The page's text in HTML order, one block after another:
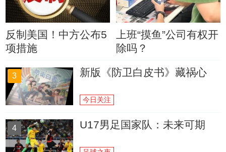
反制美国！中方公布5
项措施
上班“摸鱼”公司有权开
除吗？
3 新版《防卫白皮书》藏祸心
今日关注
4 U17男足国家队：未来可期